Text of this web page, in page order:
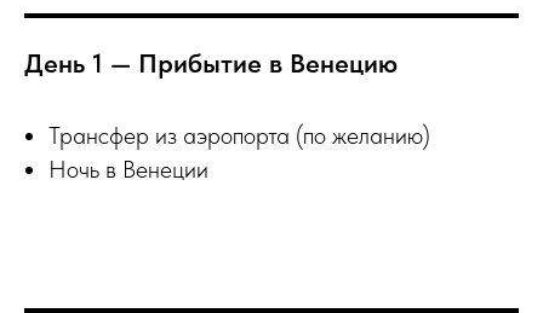
День 1 — Прибытие в Венецию
Трансфер из аэропорта (по желанию)
Ночь в Венеции